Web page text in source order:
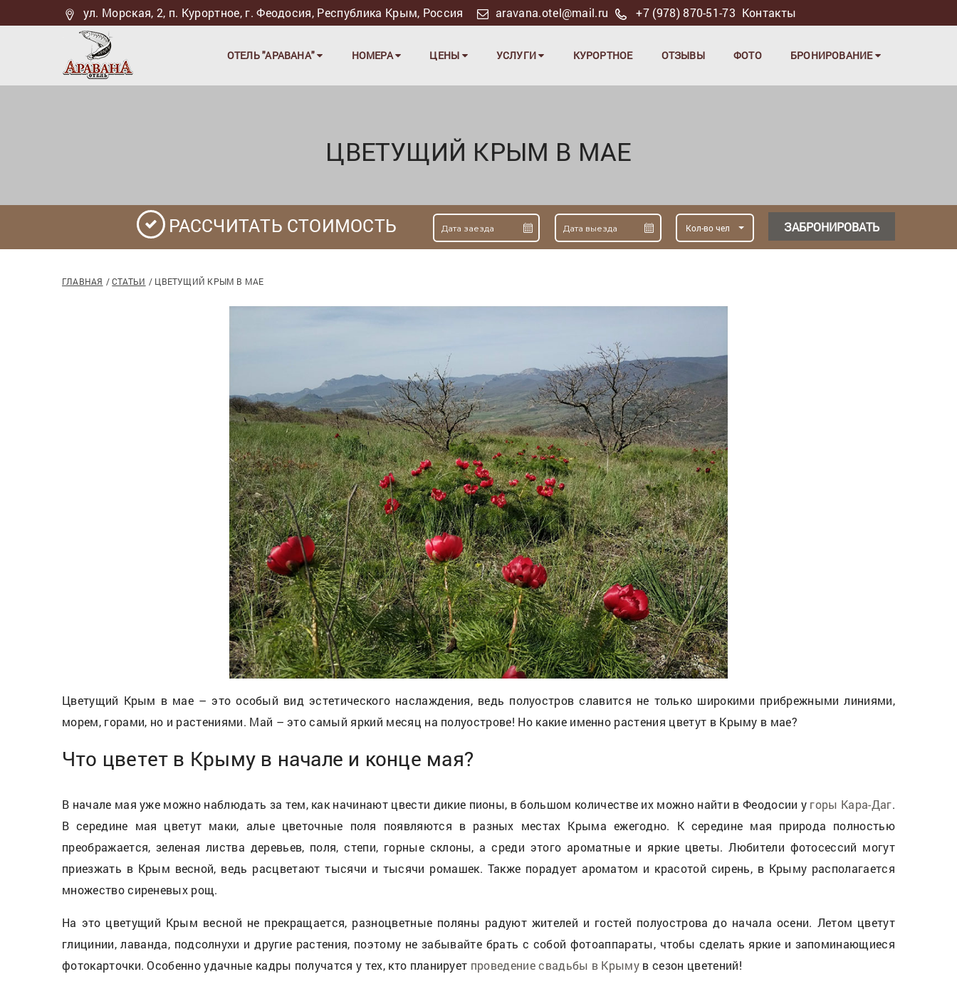
ул. Морская, 2, п. Курортное, г. Феодосия, Республика Крым, Россия aravana.otel@mail.ru +7 (978) 870-51-73 Контакты
ОТЕЛЬ "АРАВАНА" НОМЕРА ЦЕНЫ УСЛУГИ КУРОРТНОЕ ОТЗЫВЫ ФОТО БРОНИРОВАНИЕ
ЦВЕТУЩИЙ КРЫМ В МАЕ
РАССЧИТАТЬ СТОИМОСТЬ Кол-во чел ЗАБРОНИРОВАТЬ
ГЛАВНАЯ СТАТЬИ ЦВЕТУЩИЙ КРЫМ В МАЕ
Цветущий Крым в мае – это особый вид эстетического наслаждения, ведь полуостров славится не только широкими прибрежными линиями,
морем, горами, но и растениями. Май – это самый яркий месяц на полуострове! Но какие именно растения цветут в Крыму в мае?
Что цветет в Крыму в начале и конце мая?
В начале мая уже можно наблюдать за тем, как начинают цвести дикие пионы, в большом количестве их можно найти в Феодосии у горы Кара-Даг.
В середине мая цветут маки, алые цветочные поля появляются в разных местах Крыма ежегодно. К середине мая природа полностью
преображается, зеленая листва деревьев, поля, степи, горные склоны, а среди этого ароматные и яркие цветы. Любители фотосессий могут
приезжать в Крым весной, ведь расцветают тысячи и тысячи ромашек. Также порадует ароматом и красотой сирень, в Крыму располагается
множество сиреневых рощ.
На это цветущий Крым весной не прекращается, разноцветные поляны радуют жителей и гостей полуострова до начала осени. Летом цветут
глицинии, лаванда, подсолнухи и другие растения, поэтому не забывайте брать с собой фотоаппараты, чтобы сделать яркие и запоминающиеся
фотокарточки. Особенно удачные кадры получатся у тех, кто планирует проведение свадьбы в Крыму в сезон цветений!